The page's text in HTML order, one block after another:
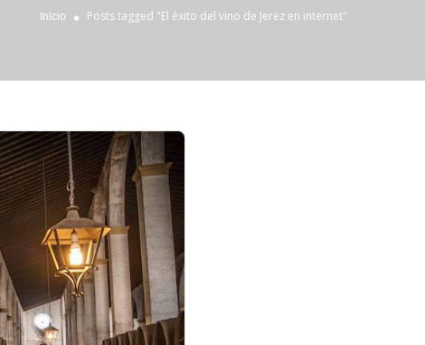
Inicio Posts tagged "El éxito del vino de Jerez en internet"